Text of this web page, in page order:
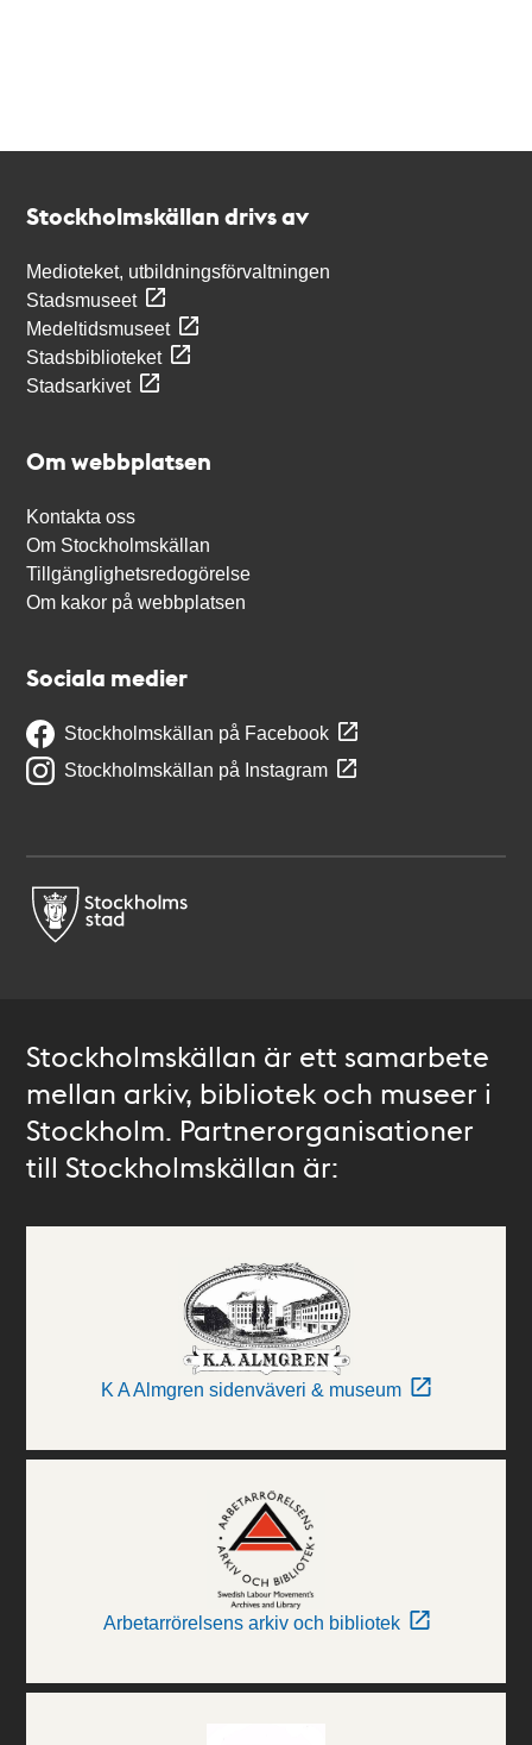
Stockholmskällan drivs av
Medioteket, utbildningsförvaltningen
Stadsmuseet
Medeltidsmuseet
Stadsbiblioteket
Stadsarkivet
Om webbplatsen
Kontakta oss
Om Stockholmskällan
Tillgänglighetsredogörelse
Om kakor på webbplatsen
Sociala medier
Stockholmskällan på Facebook
Stockholmskällan på Instagram
Stockholmskällan är ett samarbete
mellan arkiv, bibliotek och museer i
Stockholm. Partnerorganisationer
till Stockholmskällan är:
K A Almgren sidenväveri & museum
Arbetarrörelsens arkiv och bibliotek